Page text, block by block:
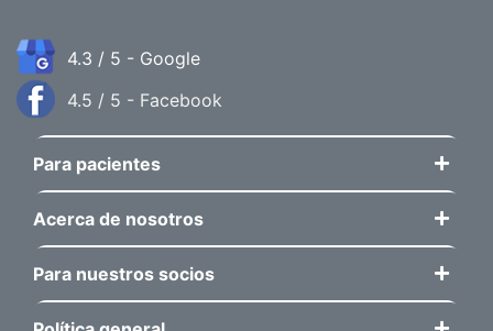
4.3 / 5 - Google
4.5 / 5 - Facebook
Para pacientes
Acerca de nosotros
Para nuestros socios